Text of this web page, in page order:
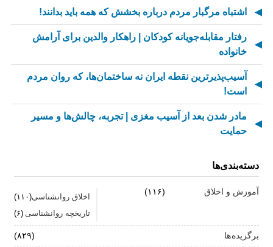
اشتباه مرگبار مردم درباره بخشش که همه باید بدانند!
رفتار مقابله‌جویانه کودکان | راهکار والدین برای آرامش
خانواده
آسیب‌پذیرترین نقطه ایران نه ساختمان‌ها، که روان مردم
است!
مادر شدن بعد از آسیب مغزی | تجربه، چالش‌ها و مسیر
حمایت
رهبران خاکستری | وقتی خم کردن قوانین، قدرت می‌آورد
دسته‌بندی‌ها
آموزش و اخلاق (۱۱۶)
اخلاق روانشناسی(۱۱۰)
تاریخچه روانشناسی (۶)
برگزیده ها (۸۲۹)